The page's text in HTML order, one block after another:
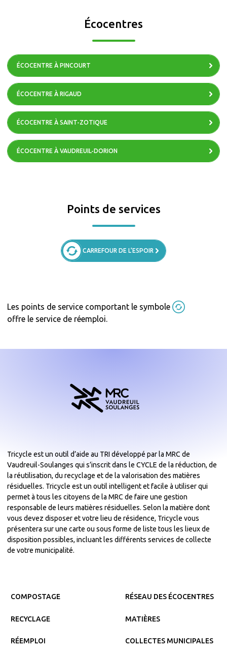
Écocentres
ÉCOCENTRE À PINCOURT
ÉCOCENTRE À RIGAUD
ÉCOCENTRE À SAINT-ZOTIQUE
ÉCOCENTRE À VAUDREUIL-DORION
Points de services
CARREFOUR DE L’ESPOIR
Les points de service comportant le symbole
offre le service de réemploi.
Tricycle est un outil d’aide au TRI développé par la MRC de
Vaudreuil-Soulanges qui s’inscrit dans le CYCLE de la réduction, de
la réutilisation, du recyclage et de la valorisation des matières
résiduelles. Tricycle est un outil intelligent et facile à utiliser qui
permet à tous les citoyens de la MRC de faire une gestion
responsable de leurs matières résiduelles. Selon la matière dont
vous devez disposer et votre lieu de résidence, Tricycle vous
présentera sur une carte ou sous forme de liste tous les lieux de
disposition possibles, incluant les différents services de collecte
de votre municipalité.
COMPOSTAGE
RECYCLAGE
RÉEMPLOI
RÉSEAU DES ÉCOCENTRES
MATIÈRES
COLLECTES MUNICIPALES